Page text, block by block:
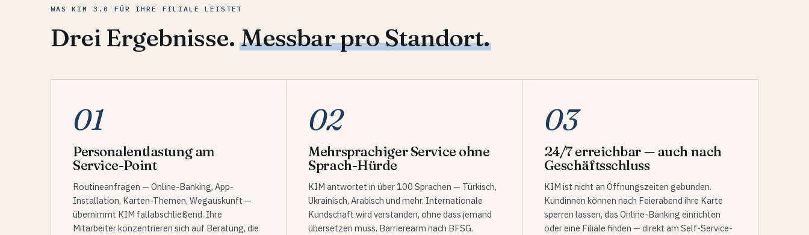
WAS KIM 3.0 FÜR IHRE FILIALE LEISTET
Drei Ergebnisse.Messbar pro Standort.
01
Personalentlastung am
Service-Point
Routineanfragen — Online-Banking, App-
Installation, Karten-Themen, Wegauskunft —
übernimmt KIM fallabschließend. Ihre
Mitarbeiter konzentrieren sich auf Beratung, die
02
Mehrsprachiger Service ohne
Sprach-Hürde
KIM antwortet in über 100 Sprachen — Türkisch,
Ukrainisch, Arabisch und mehr. Internationale
Kundschaft wird verstanden, ohne dass jemand
übersetzen muss. Barrierearm nach BFSG.
03
24/7 erreichbar — auch nach
Geschäftsschluss
KIM ist nicht an Öffnungszeiten gebunden.
Kundinnen können nach Feierabend ihre Karte
sperren lassen, das Online-Banking einrichten
oder eine Filiale finden — direkt am Self-Service-